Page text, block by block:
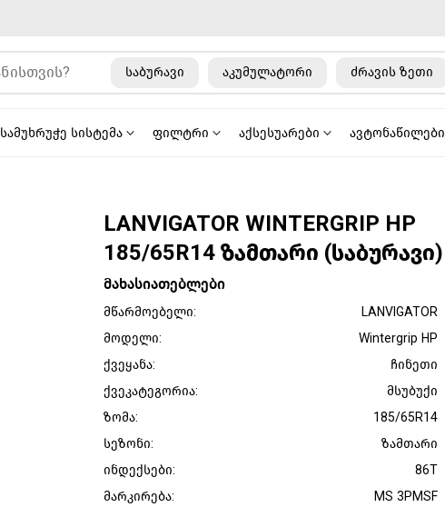
საბურავი აკუმულატორი ძრავის ზეთი
სამუხრუჭე სისტემა ფილტრი აქსესუარები ავტონაწილები
LANVIGATOR WINTERGRIP HP
185/65R14 ზამთარი (საბურავი)
მახასიათებლები
მწარმოებელი:
LANVIGATOR
მოდელი:
Wintergrip HP
ქვეყანა:
ჩინეთი
ქვეკატეგორია:
მსუბუქი
ზომა:
185/65R14
სეზონი:
ზამთარი
ინდექსები:
86T
მარკირება:
MS 3PMSF